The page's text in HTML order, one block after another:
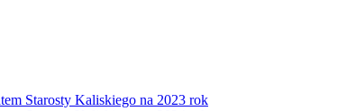
Starosty Kaliskiego na 2023 rok